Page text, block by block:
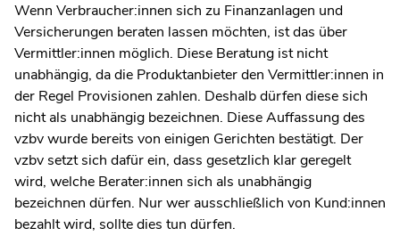
Wenn Verbraucher:innen sich zu Finanzanlagen und
Versicherungen beraten lassen möchten, ist das über
Vermittler:innen möglich. Diese Beratung ist nicht
unabhängig, dadie Produktanbieter den Vermittler:innen in
der Regel Provisionen zahlen. Deshalb dürfen diese sich
nicht als unabhängig bezeichnen. Diese Auffassung des
vzbv wurde bereits von einigen Gerichten bestätigt. Der
vzbv setzt sich dafür ein, dass gesetzlich klar geregelt
wird, welche Berater:innen sich als unabhängig
bezeichnen dürfen. Nur wer ausschließlich von Kund:innen
bezahlt wird, sollte dies tun dürfen.